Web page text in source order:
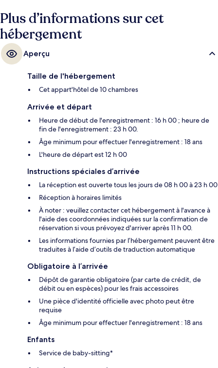
Plus d’informations sur cet
hébergement
Aperçu
Taille de l'hébergement
Cet appart'hôtel de 10 chambres
Arrivée et départ
Heure de début de l'enregistrement : 16 h 00 ; heure de
fin de l'enregistrement : 23 h 00.
Âge minimum pour effectuer l'enregistrement : 18 ans
L'heure de départ est 12 h 00
Instructions spéciales d’arrivée
La réception est ouverte tous les jours de 08 h 00 à 23 h 00
Réception à horaires limités
À noter : veuillez contacter cet hébergement à l'avance à
l'aide des coordonnées indiquées sur la confirmation de
réservation si vous prévoyez d'arriver après 11 h 00.
Les informations fournies par l’hébergement peuvent être
traduites à l’aide d’outils de traduction automatique
Obligatoire à l’arrivée
Dépôt de garantie obligatoire (par carte de crédit, de
débit ou en espèces) pour les frais accessoires
Une pièce d'identité officielle avec photo peut être
requise
Âge minimum pour effectuer l'enregistrement : 18 ans
Enfants
Service de baby-sitting*